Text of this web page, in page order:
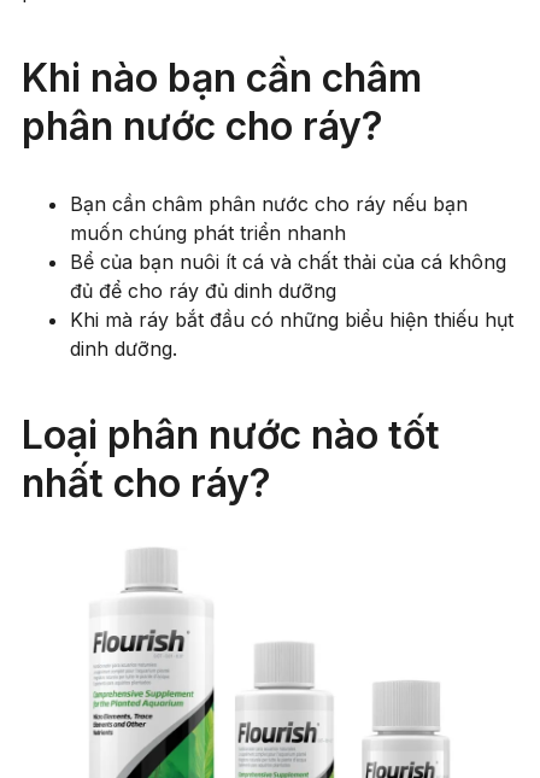
Khi nào bạn cần châm
phân nước cho ráy?
Bạn cần châm phân nước cho ráy nếu bạn
muốn chúng phát triển nhanh
Bể của bạn nuôi ít cá và chất thải của cá không
đủ để cho ráy đủ dinh dưỡng
Khi mà ráy bắt đầu có những biểu hiện thiếu hụt
dinh dưỡng.
Loại phân nước nào tốt
nhất cho ráy?